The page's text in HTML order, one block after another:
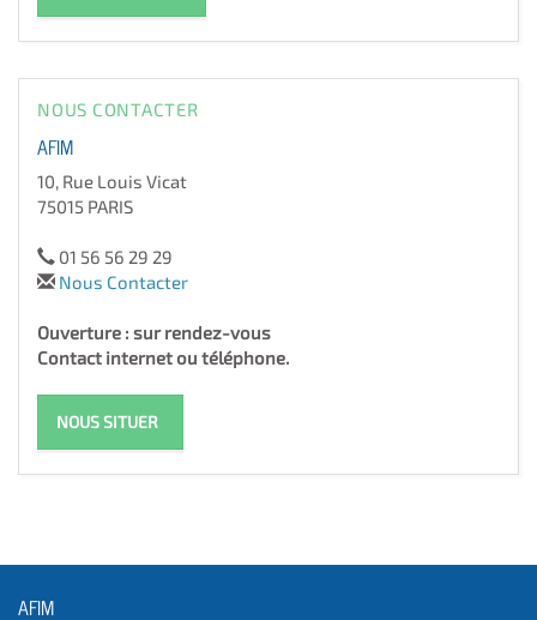
NOUS CONTACTER
AFIM
10, Rue Louis Vicat
75015 PARIS
01 56 56 29 29
Nous Contacter
Ouverture : sur rendez-vous
Contact internet ou téléphone.
NOUS SITUER
AFIM